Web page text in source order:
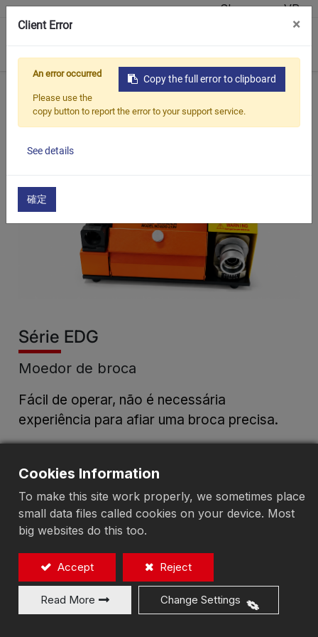
Showroom VR
Afiador de brocas e fresas Série
Série EDG
Moedor de broca
Fácil de operar, não é necessária
experiência para afiar uma broca precisa.
Adicionar à Cotação
EDG-1226N
Cookies Information
To make this site work properly, we sometimes place
small data files called cookies on your device. Most
big websites do this too.
Accept Reject
Read More Change Settings
Client Error ×
Copy the full error to clipboard
An error occurred
Please use the
copy button to report the error to your support service.
See details
確定